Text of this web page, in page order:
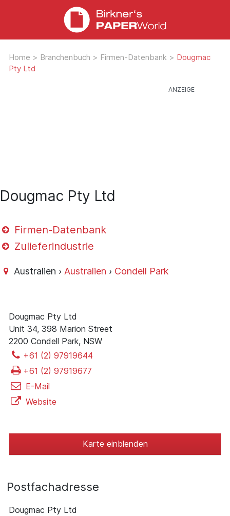
Home > Branchenbuch > Firmen-Datenbank > Dougmac
Pty Ltd
Dougmac Pty Ltd
Firmen-Datenbank
Zulieferindustrie
Australien › Australien › Condell Park
Dougmac Pty Ltd
Unit 34, 398 Marion Street
2200 Condell Park, NSW
+61 (2) 97919644
+61 (2) 97919677
E-Mail
Website
Karte einblenden
Postfachadresse
Dougmac Pty Ltd